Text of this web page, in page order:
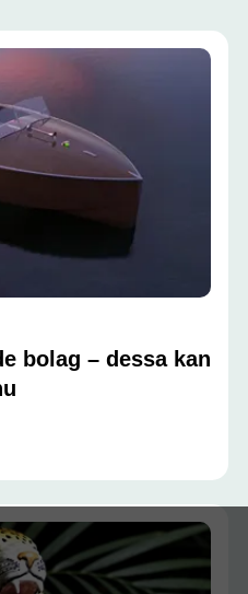
bolag – dessa kan